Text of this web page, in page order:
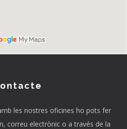
les nostres oficines ho pots fer
correu electrònic o a través de la